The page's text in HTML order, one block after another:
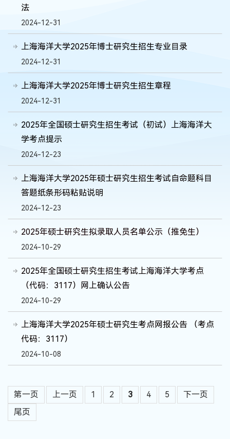
法
2024-12-31
上海海洋大学2025年博士研究生招生专业目录
2024-12-31
上海海洋大学2025年博士研究生招生章程
2024-12-31
2025年全国硕士研究生招生考试（初试）上海海洋大
学考点提示
2024-12-23
上海海洋大学2025年硕士研究生招生考试自命题科目
答题纸条形码粘贴说明
2024-12-23
2025年硕士研究生拟录取人员名单公示（推免生）
2024-10-29
2025年全国硕士研究生招生考试上海海洋大学考点
（代码：3117）网上确认公告
2024-10-29
上海海洋大学2025年硕士研究生考点网报公告 （考点
代码：3117）
2024-10-08
第一页 上一页 1 2 3 4 5
下一页
尾页